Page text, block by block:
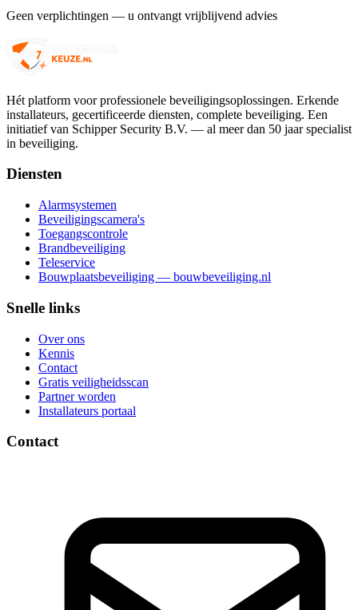
Geen verplichtingen — u ontvangt vrijblijvend advies
Hét platform voor professionele beveiligingsoplossingen. Erkende
installateurs, gecertificeerde diensten, complete beveiliging. Een
initiatief van Schipper Security B.V. — al meer dan 50 jaar specialist
in beveiliging.
Diensten
Alarmsystemen
Beveiligingscamera's
Toegangscontrole
Brandbeveiliging
Teleservice
Bouwplaatsbeveiliging — bouwbeveiliging.nl
Snelle links
Over ons
Kennis
Contact
Gratis veiligheidsscan
Partner worden
Installateurs portaal
Contact